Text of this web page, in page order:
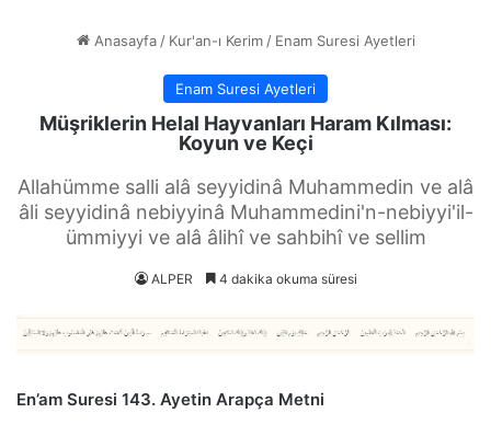
Anasayfa / Kur'an-ı Kerim / Enam Suresi Ayetleri
Enam Suresi Ayetleri
Müşriklerin Helal Hayvanları Haram Kılması:
Koyun ve Keçi
Allahümme salli alâ seyyidinâ Muhammedin ve alâ
âli seyyidinâ nebiyyinâ Muhammedini'n-nebiyyi'il-
ümmiyyi ve alâ âlihî ve sahbihî ve sellim
ALPER 4 dakika okuma süresi
En’am Suresi 143. Ayetin Arapça Metni